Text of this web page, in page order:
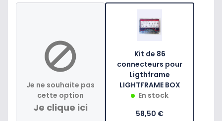
Je ne souhaite pas
cette option
Je clique ici
Kit de 86
connecteurs pour
Ligthframe
LIGHTFRAME BOX
En stock
58,50 €